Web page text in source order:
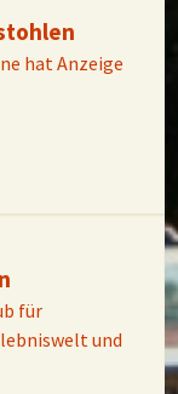
hat Anzeige
für
und